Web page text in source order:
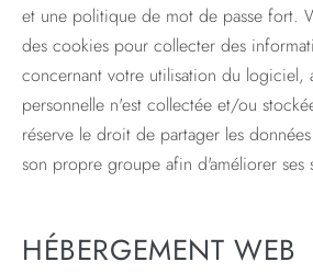
et une politique de mot de passe fort.
des cookies pour collecter des
concernant votre utilisation du logiciel,
personnelle n'est collectée et/ou
réserve le droit de partager les
son propre groupe afin d'améliorer ses
HÉBERGEMENT WEB